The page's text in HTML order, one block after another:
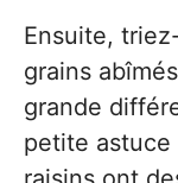
Ensuite,
grains
grande
petite astuce